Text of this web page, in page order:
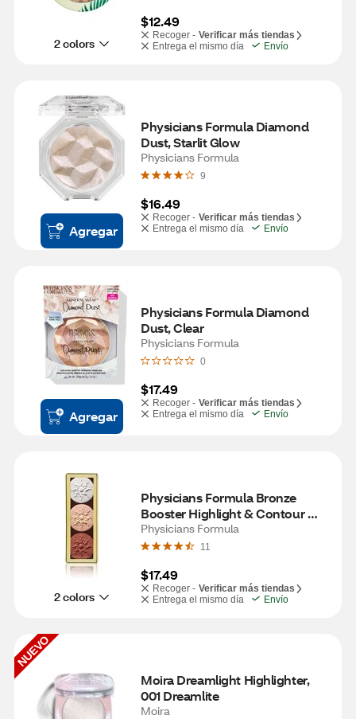
2 colors
$12.49
Recoger - Verificar más tiendas
Entrega el mismo día
Envío
Agregar
Physicians Formula Diamond
Dust, Starlit Glow
Physicians Formula
9
$16.49
Recoger - Verificar más tiendas
Entrega el mismo día
Envío
Agregar
Physicians Formula Diamond
Dust, Clear
Physicians Formula
0
$17.49
Recoger - Verificar más tiendas
Entrega el mismo día
Envío
2 colors
Physicians Formula Bronze
Booster Highlight & Contour
Palette, Shimmer Glow
Physicians Formula
11
$17.49
Recoger - Verificar más tiendas
Entrega el mismo día
Envío
NUEVO
Moira Dreamlight Highlighter,
001 Dreamlite
Moira